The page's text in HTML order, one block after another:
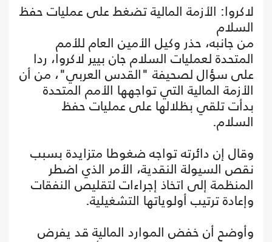
لاكروا: الأزمة المالية تضغط على عمليات حفظ
السلام
من جانبه، حذر وكيل الأمين العام للأمم
المتحدة لعمليات السلام جان بيير لاكروا، ردا
على سؤال لصحيفة "القدس العربي"، من أن
الأزمة المالية التي تواجهها الأمم المتحدة
بدأت تلقي بظلالها على عمليات حفظ
السلام.
وقال إن دائرته تواجه ضغوطا متزايدة بسبب
نقص السيولة النقدية، الأمر الذي اضطر
المنظمة إلى اتخاذ إجراءات لتقليص النفقات
وإعادة ترتيب أولوياتها التشغيلية.
وأوضح أن خفض الموارد المالية قد يفرض